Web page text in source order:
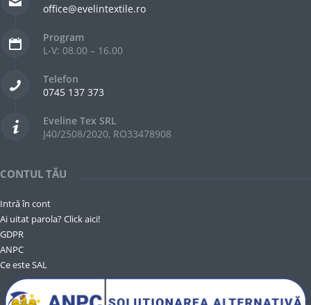
office@evelintextile.ro
Program
L-V: 08.00 – 16.00
Telefon
0745 137 373
Eveline Tex SRL
J40/2508/2020, RO33478908
CONTUL TĂU
Intră în cont
Ai uitat parola? Click aici!
GDPR
ANPC
Ce este SAL